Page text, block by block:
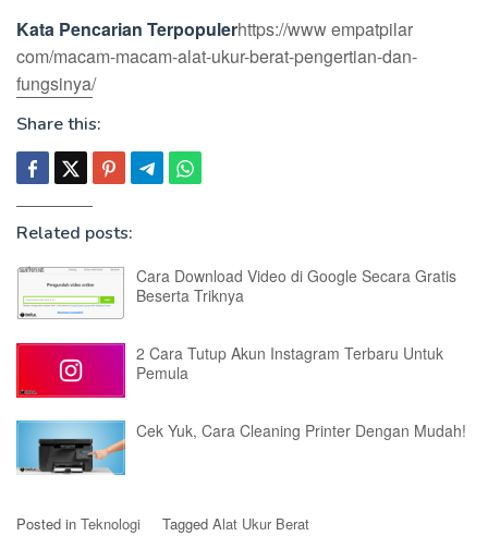
Kata Pencarian Terpopulerhttps://www empatpilar
com/macam-macam-alat-ukur-berat-pengertian-dan-
fungsinya/
Share this:
Related posts:
Cara Download Video di Google Secara Gratis
Beserta Triknya
2 Cara Tutup Akun Instagram Terbaru Untuk
Pemula
Cek Yuk, Cara Cleaning Printer Dengan Mudah!
Posted in Teknologi Tagged Alat Ukur Berat